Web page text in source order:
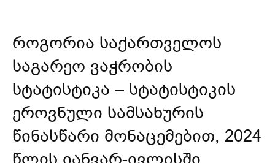
როგორია საქართველოს
საგარეო ვაჭრობის
სტატისტიკა – სტატისტიკის
ეროვნული სამსახურის
წინასწარი მონაცემებით, 2024